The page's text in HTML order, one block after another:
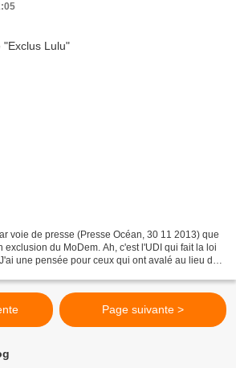
voie de presse (Presse Océan, 30 11 2013) que
exclusion du MoDem. Ah, c'est l'UDI qui fait la loi
une pensée pour ceux qui ont avalé au lieu de
Page suivante >